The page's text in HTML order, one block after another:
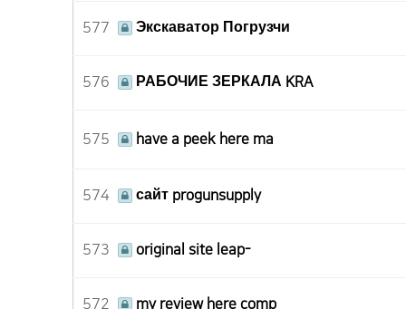
577 Экскаватор Погрузчи
576 РАБОЧИЕ ЗЕРКАЛА KRA
575 have a peek here ma
574 сайт progunsupply
573 original site leap-
572 my review here comp